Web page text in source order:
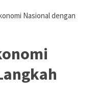
Nasional dengan